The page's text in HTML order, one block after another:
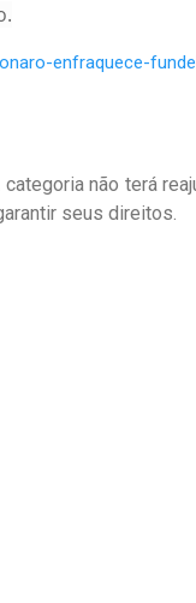
enfraquece-
não terá
seus direitos.